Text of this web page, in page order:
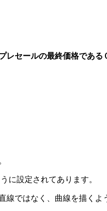
レセールの最終価格である
に設定されてあります。
線ではなく、曲線を描くよ